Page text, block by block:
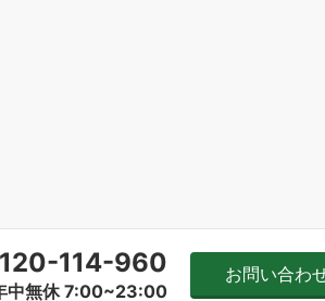
114-960
中無休 7:00~23:00
お問い合わ